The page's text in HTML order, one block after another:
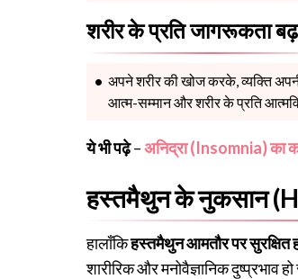
शरीर के प्रति जागरूकता
अपने शरीर की खोज करके, व्यक्ति
आत्म-सम्मान और शरीर के प्रति
ये भी पढ़े–अनिद्रा (Insomnia) का
हस्तमैथुन के नुकसान
हालाँकिहस्तमैथुन आमतौर पर सुरक्षित
शारीरिक और मनोवैज्ञानिक दुष्प्रभाव